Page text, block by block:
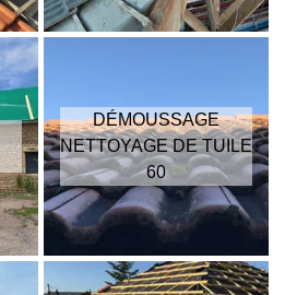
DÉMOUSSAGE
NETTOYAGE DE TUILE
60